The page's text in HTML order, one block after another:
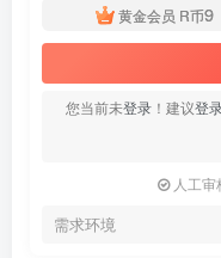
黄金会员 R币9
您当前未登录 ！建议登
人工审
需求环境